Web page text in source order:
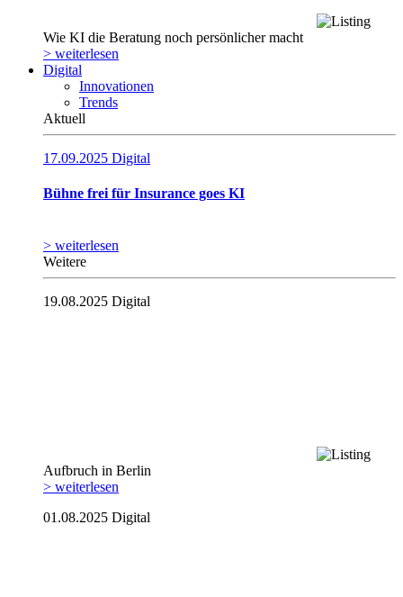
Wie KI die Beratung noch persönlicher macht
> weiterlesen
Digital
Innovationen
Trends
Aktuell
17.09.2025 Digital
Bühne frei für Insurance goes KI
> weiterlesen
Weitere
19.08.2025 Digital
Aufbruch in Berlin
> weiterlesen
01.08.2025 Digital